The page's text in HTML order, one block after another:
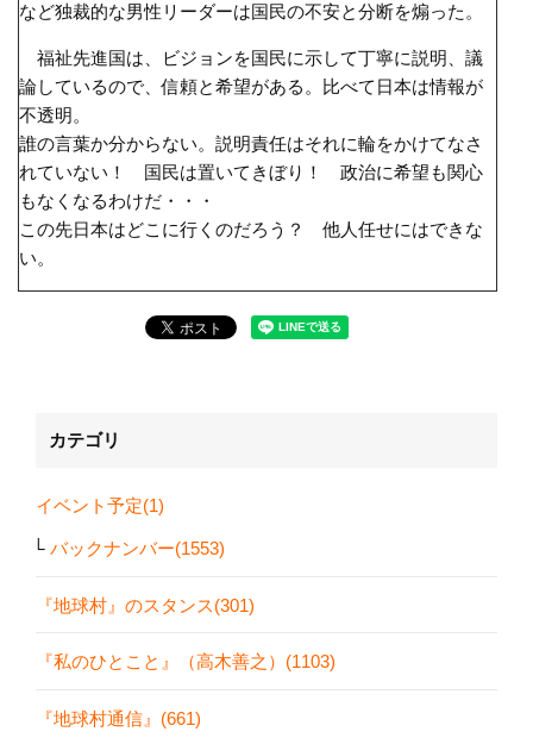
など独裁的な男性リーダーは国民の不安と分断を煽った。
福祉先進国は、ビジョンを国民に示して丁寧に説明、議
論しているので、信頼と希望がある。比べて日本は情報が
不透明。
誰の言葉か分からない。説明責任はそれに輪をかけてなさ
れていない！ 国民は置いてきぼり！ 政治に希望も関心
もなくなるわけだ・・・
この先日本はどこに行くのだろう？ 他人任せにはできな
い。
カテゴリ
イベント予定(1)
バックナンバー(1553)
『地球村』のスタンス(301)
『私のひとこと』（高木善之）(1103)
『地球村通信』(661)